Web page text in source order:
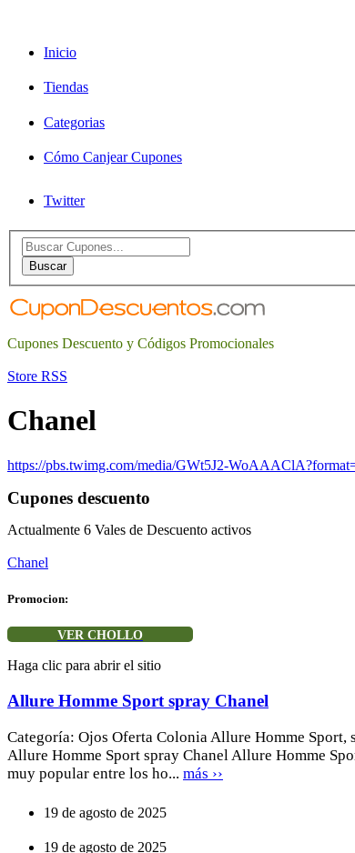
Inicio
Tiendas
Categorias
Cómo Canjear Cupones
Twitter
Search
for:Buscar
Cupones Descuento y Códigos Promocionales
Store RSS
Chanel
https://pbs.twimg.com/media/GWt5J2-
Cupones descuento
Actualmente 6 Vales de Descuento activos
Chanel
Promocion:
VER CHOLLO
Haga clic para abrir el sitio
Allure Homme Sport spray Chanel
Categoría: Ojos Oferta Colonia Allure Homme Sport,
Allure Homme Sport spray Chanel Allure Homme
muy popular entre los ho... más ››
19 de agosto de 2025
19 de agosto de 2025